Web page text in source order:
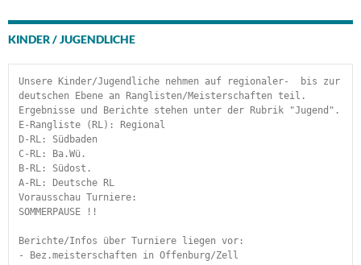
KINDER / JUGENDLICHE
Unsere Kinder/Jugendliche nehmen auf regionaler-  bis zur
deutschen Ebene an Ranglisten/Meisterschaften teil.
Ergebnisse und Berichte stehen unter der Rubrik "Jugend".
E-Rangliste (RL): Regional
D-RL: Südbaden
C-RL: Ba.Wü.
B-RL: Südost.
A-RL: Deutsche RL
Vorausschau Turniere:
SOMMERPAUSE !!
Berichte/Infos über Turniere liegen vor:
- Bez.meisterschaften in Offenburg/Zell